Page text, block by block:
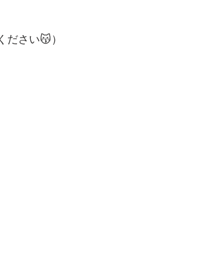
ださい😽）